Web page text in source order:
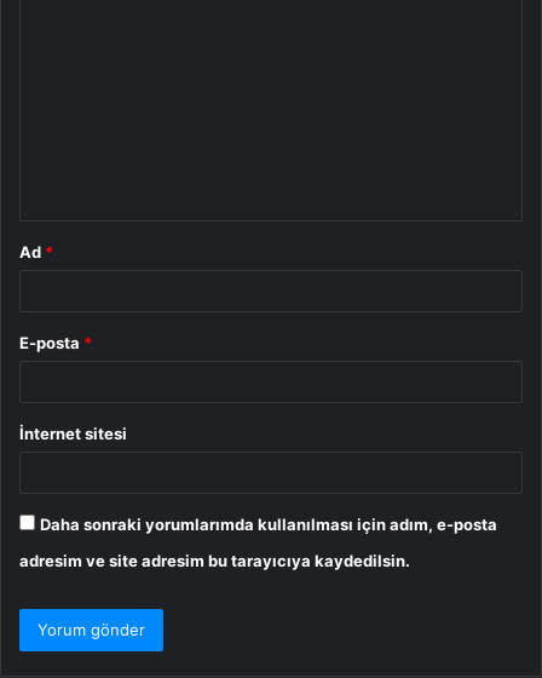
Ad *
E-posta *
İnternet sitesi
Daha sonraki yorumlarımda kullanılması için adım, e-posta
adresim ve site adresim bu tarayıcıya kaydedilsin.